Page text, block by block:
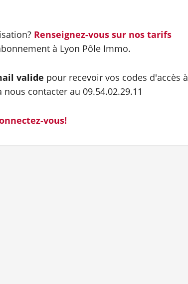
Renseignez-vous sur nos tarifs
à Lyon Pôle Immo.
valide pour recevoir vos codes d'accès à
contacter au 09.54.02.29.11
vous!